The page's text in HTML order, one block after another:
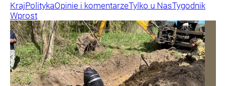
KrajPolitykaOpinie i komentarzeTylko u NasTygodnik
Wprost